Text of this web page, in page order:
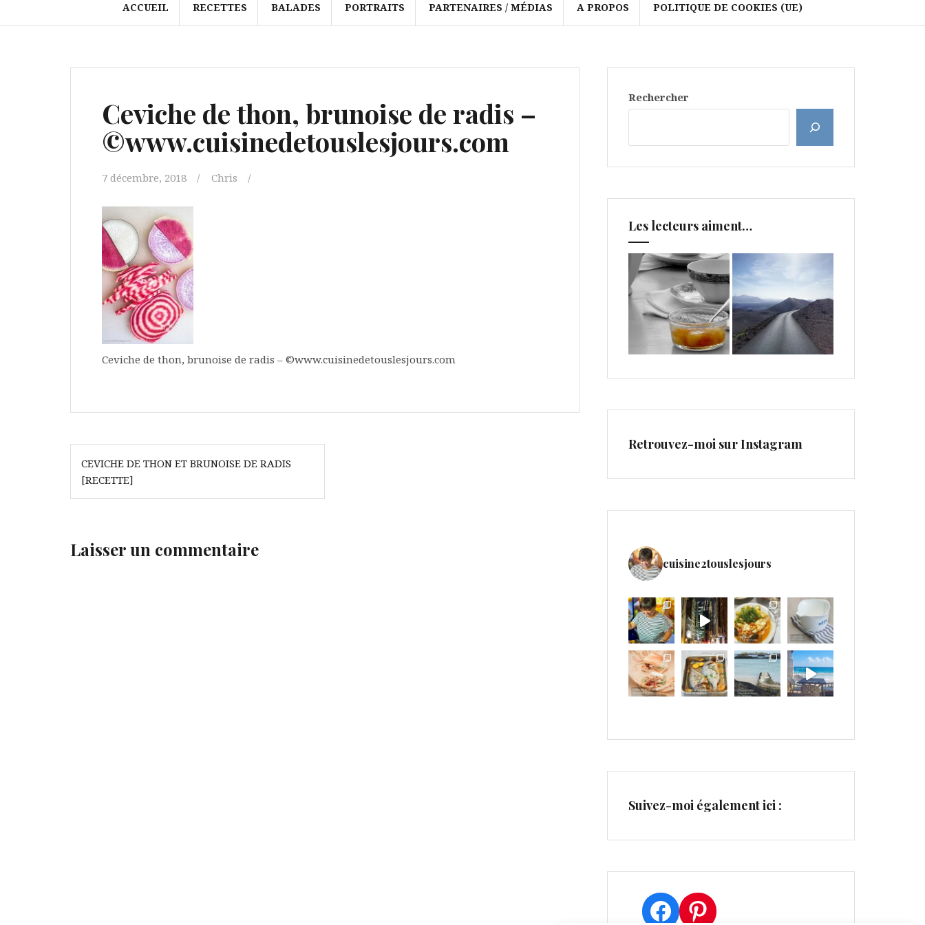
ACCUEIL RECETTES BALADES PORTRAITS PARTENAIRES / MÉDIAS A PROPOS POLITIQUE DE COOKIES (UE)
Ceviche de thon, brunoise de radis –
©www.cuisinedetouslesjours.com
7 décembre, 2018 Chris
Ceviche de thon, brunoise de radis – ©www.cuisinedetouslesjours.com
Navigation
de
l’article
CEVICHE DE THON ET BRUNOISE DE RADIS
[RECETTE]
Laisser un commentaire
Rechercher
Les lecteurs aiment…
Retrouvez-moi sur Instagram
cuisine2touslesjours
Suivez-moi également ici :
Facebook
Pinterest